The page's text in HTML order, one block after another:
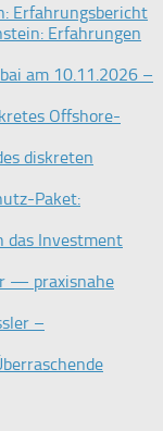
Erfahrungsbericht
Erfahrungen
am 10.11.2026 –
Offshore-
diskreten
Paket:
das Investment
— praxisnahe
–